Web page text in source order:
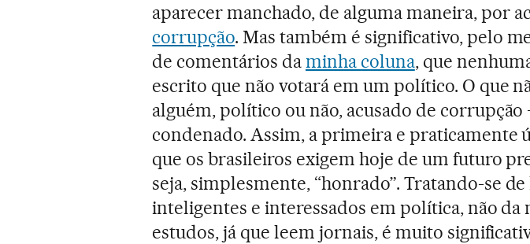
aparecer manchado, de alguma maneira, por
corrupção. Mas também é significativo, pelo
de comentários daminha coluna, que
escrito que não votará em um político. O que
alguém, político ou não, acusado de
condenado. Assim, a primeira e praticamente
que os brasileiros exigem hoje de um futuro
seja, simplesmente, “honrado”. Tratando-se
inteligentes e interessados em política, não da
estudos, já que leem jornais, é muito